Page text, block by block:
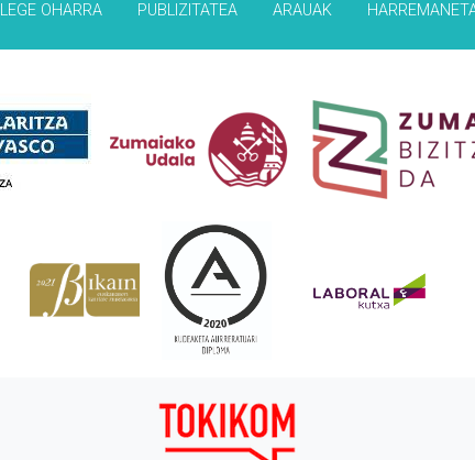
LEGE OHARRA PUBLIZITATEA ARAUAK